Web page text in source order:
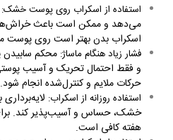
استفاده از اسکراب روی پوست خشک:
می‌دهد و ممکن است باعث
اسکراب بدن بهتر است روی پوست
فشار زیاد هنگام ماساژ: محکم سابیدن
و فقط احتمال تحریک و آسیب پوستی
حرکات ملایم و کنترل‌شده انجام شود.
استفاده روزانه از اسکراب:
خشک، حساس و آسیب‌پذیر کند. برای
هفته کافی است.